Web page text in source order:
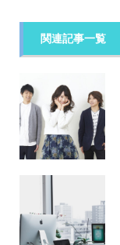
関連記事一覧